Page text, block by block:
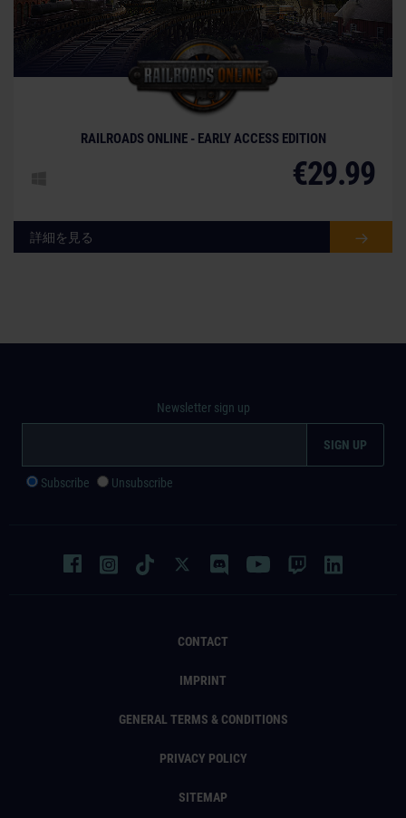
© [Translate to Japanese:]
RAILROADS ONLINE - EARLY ACCESS EDITION
€29.99
詳細を見る
CONTACT
IMPRINT
GENERAL TERMS & CONDITIONS
PRIVACY POLICY
SITEMAP
Newsletter sign up
Subscribe Unsubscribe